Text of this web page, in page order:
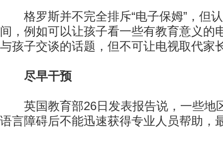
格罗斯并不完全排斥“电子保姆”，但
间，例如可以让孩子看一些有教育意义的
与孩子交谈的话题，但不可让电视取代家
尽早干预
英国教育部26日发表报告说，一些地
语言障碍后不能迅速获得专业人员帮助，